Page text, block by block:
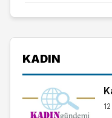
KADIN